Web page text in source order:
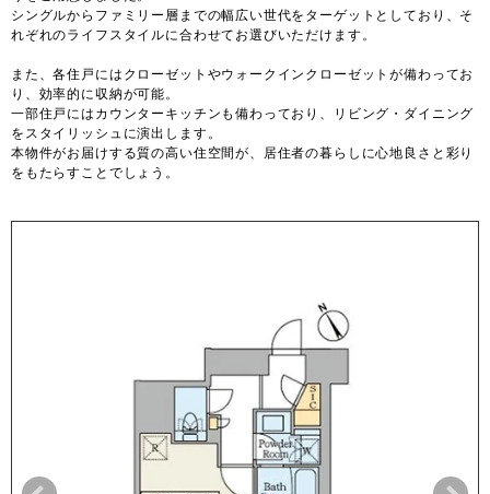
シングルからファミリー層までの幅広い世代をターゲットとしており、そ
れぞれのライフスタイルに合わせてお選びいただけます。
また、各住戸にはクローゼットやウォークインクローゼットが備わってお
り、効率的に収納が可能。
一部住戸にはカウンターキッチンも備わっており、リビング・ダイニング
をスタイリッシュに演出します。
本物件がお届けする質の高い住空間が、居住者の暮らしに心地良さと彩り
をもたらすことでしょう。